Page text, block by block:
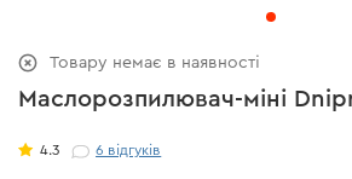
Маслорозпилювач-міні
4.3 6 відгуків
Товару немає в наявності